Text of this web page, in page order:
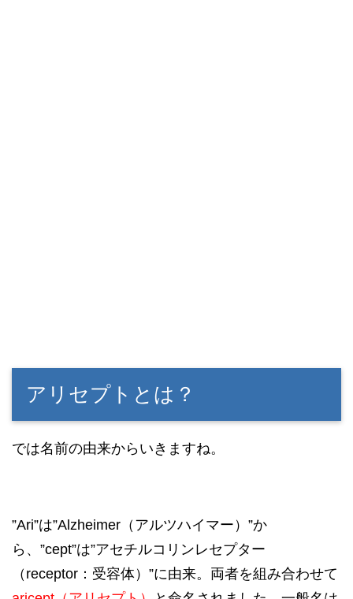
アリセプトとは？
では名前の由来からいきますね。
”Ari”は”Alzheimer（アルツハイマー）”か
ら、”cept”は”アセチルコリンレセプター
（receptor：受容体）”に由来。両者を組み合わせて